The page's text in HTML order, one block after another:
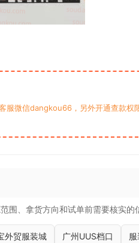
服微信dangkou66，另外开通查款权
围、拿货方向和试单前需要核实的
外贸服装城 广州UUS档口